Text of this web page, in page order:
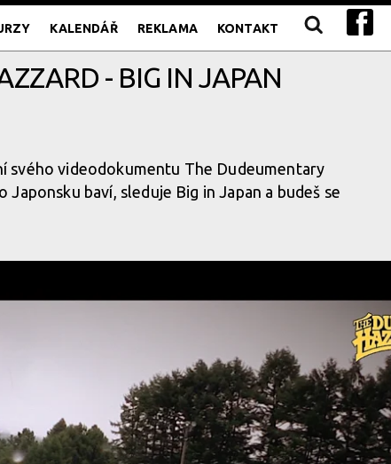
KALENDÁŘ REKLAMA KONTAKT
- BIG IN JAPAN
svého videodokumentu The Dudeumentary
baví, sleduje Big in Japan a budeš se